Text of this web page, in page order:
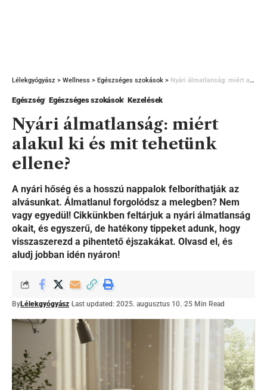
Lélekgyógyász > Wellness > Egészséges szokások > Nyári álmatlanság: miért alakul ki és mit tehetünk ellene?
Egészség Egészséges szokások Kezelések
Nyári álmatlanság: miért
alakul ki és mit tehetünk
ellene?
A nyári hőség és a hosszú nappalok felboríthatják az
alvásunkat. Álmatlanul forgolódsz a melegben? Nem
vagy egyedül! Cikkünkben feltárjuk a nyári álmatlanság
okait, és egyszerű, de hatékony tippeket adunk, hogy
visszaszerezd a pihentető éjszakákat. Olvasd el, és
aludj jobban idén nyáron!
ByLélekgyógyász Last updated: 2025. augusztus 10. 25 Min Read